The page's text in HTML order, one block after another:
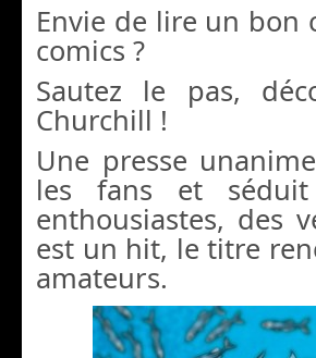
Envie de lire un bon
comics ?
Sautez le pas,
Churchill !
Une presse
les fans et
enthousiastes, des
est un hit, le titre
amateurs.